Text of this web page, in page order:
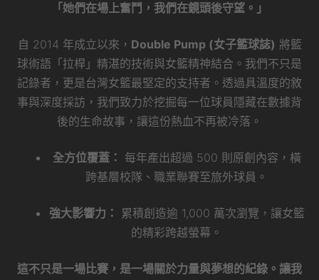
「她們在場上奮鬥，我們在鏡頭後守望。」
自 2014 年成立以來， Double Pump (女子籃球誌) 將籃
球術語「拉桿」精湛的技術與女籃精神結合。我們不只是
記錄者，更是台灣女籃最堅定的支持者。透過具溫度的敘
事與深度採訪，我們致力於挖掘每一位球員隱藏在數據背
後的生命故事，讓這份熱血不再被冷落。
全方位覆蓋： 每年產出超過 500 則原創內容，橫
跨基層校隊、職業聯賽至旅外球員。
強大影響力：
累積創造逾 1,000 萬次瀏覽，讓女籃
的精彩跨越螢幕。
這不只是一場比賽，是一場關於力量與夢想的紀錄。讓我